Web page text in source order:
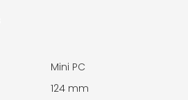
Mini PC
124 mm